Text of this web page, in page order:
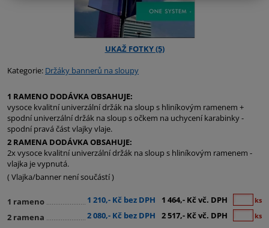
Kategorie: Držáky bannerů na sloupy
1 RAMENO DODÁVKA OBSAHUJE:
vysoce kvalitní univerzální držák na sloup s hliníkovým ramenem +
spodní univerzální držák na sloup s očkem na uchycení karabinky -
spodní pravá část vlajky vlaje.
2 RAMENA DODÁVKA OBSAHUJE:
2x vysoce kvalitní univerzální držák na sloup s hliníkovým ramenem -
vlajka je vypnutá.
( Vlajka/banner není součástí )
1 rameno 1 210,- Kč bez DPH 1 464,- Kč vč. DPH ks
2 ramena 2 080,- Kč bez DPH 2 517,- Kč vč. DPH ks